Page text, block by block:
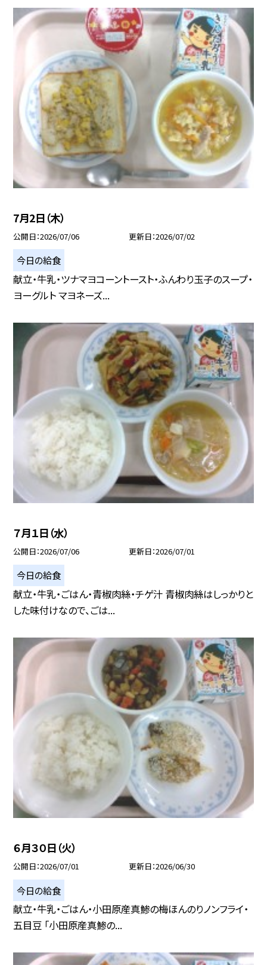
7月2日（木）
公開日 2026/07/06 更新日 2026/07/02
今日の給食
献立・牛乳・ツナマヨコーントースト・ふんわり玉子のスープ・
ヨーグルト マヨネーズ...
７月１日（水）
公開日 2026/07/06 更新日 2026/07/01
今日の給食
献立・牛乳・ごはん・青椒肉絲・チゲ汁 青椒肉絲はしっかりと
した味付けなので、ごは...
６月３０日（火）
公開日 2026/07/01 更新日 2026/06/30
今日の給食
献立・牛乳・ごはん・小田原産真鯵の梅ほんのりノンフライ・
五目豆 「小田原産真鯵の...